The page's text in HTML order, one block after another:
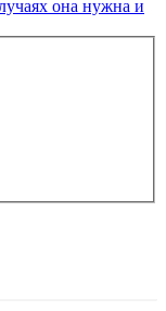
она нужна и